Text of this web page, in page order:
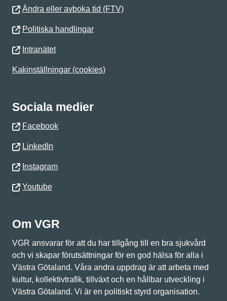
Ändra eller avboka tid (FTV)
Politiska handlingar
Intranätet
Kakinställningar (cookies)
Sociala medier
Facebook
LinkedIn
Instagram
Youtube
Om VGR
VGR ansvarar för att du har tillgång till en bra sjukvård
och vi skapar förutsättningar för en god hälsa för alla i
Västra Götaland. Våra andra uppdrag är att arbeta med
kultur, kollektivtrafik, tillväxt och en hållbar utveckling i
Västra Götaland. Vi är en politiskt styrd organisation.